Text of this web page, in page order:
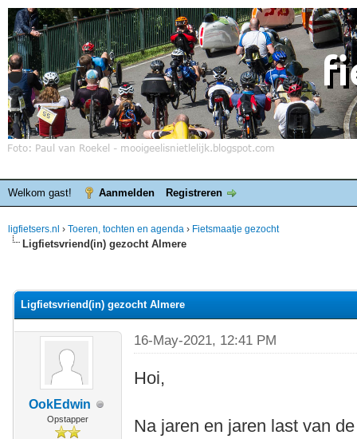
Welkom gast! Aanmelden Registreren
ligfietsers.nl › Toeren, tochten en agenda › Fietsmaatje gezocht
Ligfietsvriend(in) gezocht Almere
Ligfietsvriend(in) gezocht Almere
OokEdwin
Opstapper
16-May-2021, 12:41 PM
Hoi,
Na jaren en jaren last van